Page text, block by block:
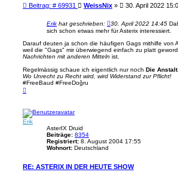
Beitrag: # 69931 B
i
a
g
WeissNix » 30. April 2022
Erik hat geschrieben: 30. April 2022 14:45
sich schon etwas mehr für Asterix interessiert.
Darauf deuten ja schon die häufigen Gags mithilfe von
weil die "Gags" mir überwiegend einfach zu platt
Nachrichten mit anderen Mitteln ist.
Regelmässig schaue ich eigentlich nur noch Die Anstalt.
Wo Unrecht zu Recht wird, wird Widerstand zur Pflicht!
#FreeBaud #FreeDoğru
a
h
o
b
Erik
AsterIX Druid
Beiträge: 8354
Registriert: 8. August 2004 17:55
Wohnort: Deutschland
RE: ASTERIX IN DER HEUTE SHOW